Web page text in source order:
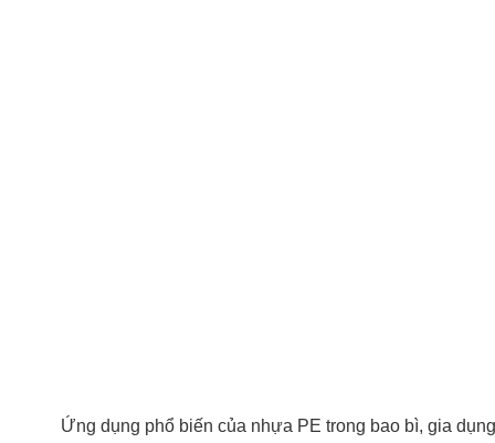
Ứng dụng phổ biến của nhựa PE trong bao bì, gia